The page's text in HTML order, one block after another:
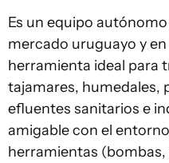
Es un equipo
mercado uruguayo y en
herramienta ideal para
tajamares, humedales,
efluentes sanitarios e
amigable con el
herramientas